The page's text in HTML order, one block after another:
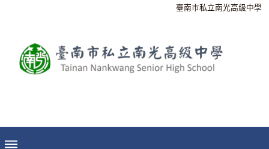
臺南市私立南光高級中學